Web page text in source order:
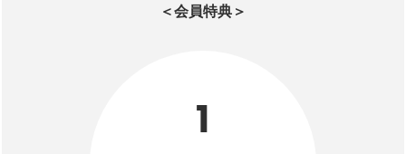
＜会員特典＞
1